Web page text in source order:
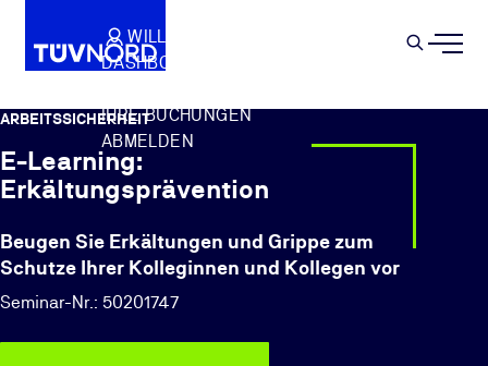
Springe zum Hauptinhalt
WILLKOMMEN
DASHBOARD
IHRE BUCHUNGEN
ABMELDEN
ARBEITSSICHERHEIT
E-Learning:
Erkältungsprävention
Beugen Sie Erkältungen und Grippe zum
Schutze Ihrer Kolleginnen und Kollegen vor
Seminar-Nr.: 50201747